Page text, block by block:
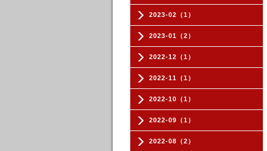
2023-02（1）
2023-01（2）
2022-12（1）
2022-11（1）
2022-10（1）
2022-09（1）
2022-08（2）